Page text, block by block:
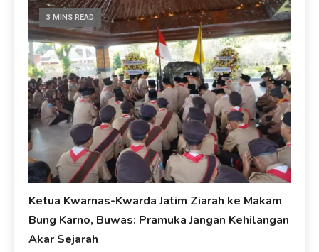
3 MINS READ
Ketua Kwarnas-Kwarda Jatim Ziarah ke Makam
Bung Karno, Buwas: Pramuka Jangan Kehilangan
Akar Sejarah